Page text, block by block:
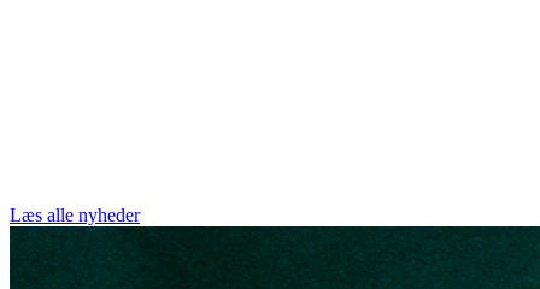
Sport
Lukas Emil Kirkegaard forlænger til 2030
Læs artikel
Læs alle nyheder